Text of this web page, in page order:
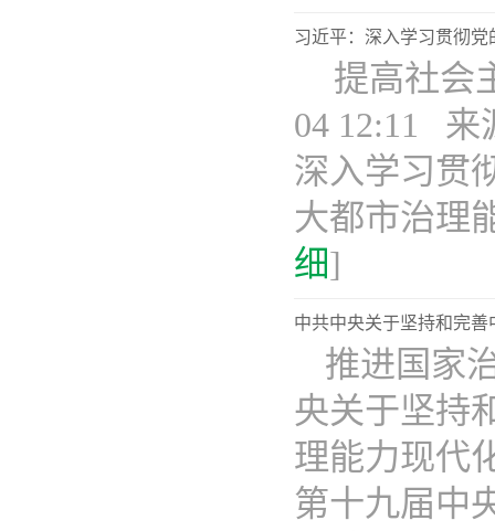
习近平：深入学习贯彻
提高社会
04 12:11 来
深入学习贯
大都市治理
细]
中共中央关于坚持和完
推进国家
央关于坚持
理能力现代
第十九届中